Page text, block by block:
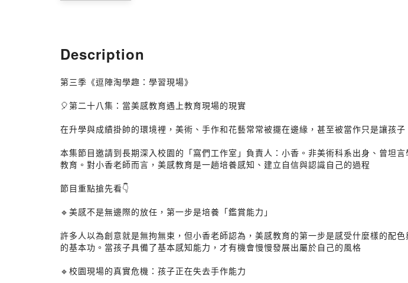
Description
第三季《逗陣淘學趣：學習現場》
🎈第二十八集：當美感教育遇上教育現場的現實
在升學與成績掛帥的環境裡，美術、手作和花藝常常被擺在邊緣，甚至被當作只是讓孩
本集節目邀請到長期深入校園的「窩們工作室」負責人：小香。非美術科系出身、曾坦
教育。對小香老師而言，美感教育是一趟培養感知、建立自信與認識自己的過程
節目重點搶先看👇
🔹美感不是無邊際的放任，第一步是培養「鑑賞能力」
許多人以為創意就是無拘無束，但小香老師認為，美感教育的第一步是感受什麼樣的配
的基本功。當孩子具備了基本感知能力，才有機會慢慢發展出屬於自己的風格
🔹校園現場的真實危機：孩子正在失去手作能力